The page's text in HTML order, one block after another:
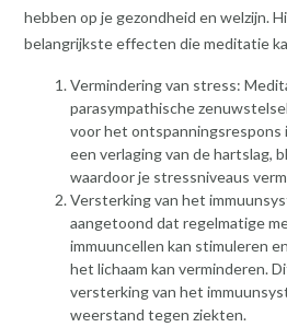
hebben op je gezondheid en welzijn.
belangrijkste effecten die meditatie
Vermindering van stress:
parasympathische
voor het ontspanningsrespons
een verlaging van de hartslag,
waardoor je stressniveaus
Versterking van het
aangetoond dat regelmatige
immuuncellen kan stimuleren
het lichaam kan verminderen.
versterking van het
weerstand tegen ziekten.